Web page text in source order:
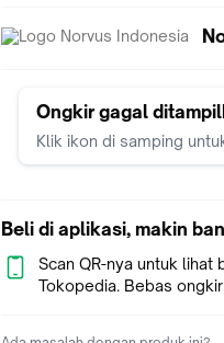
Dermal Irritation Tested
* Sudah lulus uji anti
*Mohon videokan saat
Untuk klaim kekurangan
Ongkir gagal
Klik ikon di samping
Beli di aplikasi, makin
Scan QR-nya untuk lihat
Tokopedia. Bebas